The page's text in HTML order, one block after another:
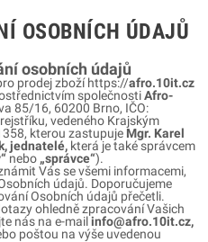
OSOBNÍCH ÚDAJŮ
osobních údajů
prodej zboží https://afro.10it.cz
společnostiAfro-
85/16, 60200 Brno, IČO:
vedeného Krajským
, kterou zastupuje Mgr. Karel
jednatelé, která je také správcem
nebo „správce“).
Vás se všemi informacemi,
údajů. Doporučujeme
Osobních údajů přečetli.
ohledně zpracování Vašich
nás na e-mailinfo@afro.10it.cz,
poštou na výše uvedenou